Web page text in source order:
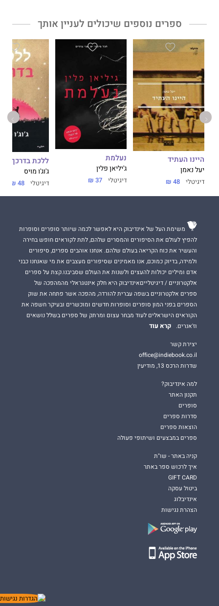
"בכישרון רב מחברת גרהרדסן בין חלקי הפאזל, מבלי להרפות את
"גרהרדסן היא מחברת ספרי המתח הטובה ביותר כיום"
ספרים נוספים שיכולים לעניין אותך
היינו העתיד
יעל נאמן
דיגיטלי 48 ₪
נעלמת
ג'יליאן פלין
דיגיטלי 37 ₪
ללכת בדרכך
ג'וג'ו מויס
דיגיטלי 48 ₪
משימת העל של אינדיבוק היא לאפשר לכמה שיותר סופרים וסופרות
להפיץ לעולם את הסיפורים והמסרים שלהם, לתת לקוראים חופש בחירה
והעשיר את כוח הקריאה בעולם שלהם. אנחנו אוהבים ספרים, סיפורים
ולמידה, בדיוק כמוכם, אנו מאמינים שסיפורים מעצבים את מי שאנחנו כבני
אדם ומילים יכולות להעצים ולשנות את העולם שסביבנו.קצת על ספרים
אלקטרוניים / דיגיטלייםאינדיבוק היא חלק אינטגראלי מהמהפכה של
ספרים אלקטרוניים בשפה עברית להורדה, מהפכה אשר פתחה את שוק
הספרים בפני המון סופרים וסופרות חדשים ומוכשרים ובעיקר חשפה את
הקוראים הישראלים לעוד מבחר עצום ומרתק של ספרים בשלל נושאים
וז'אנרים.
קרא עוד
יצירת קשר
office@indiebook.co.il
שדרות הרכס 13, מודיעין
למה אינדיבוק?
תקנון האתר
סופרים
סדרות ספרים
הוצאות ספרים
ספרים במבצעים ושיתופי פעולה
קניה באתר - שו"ת
איך לרכוש ספר באתר
GIFT CARD
ביטול עסקה
אינדיבלוג
הצהרת נגישות